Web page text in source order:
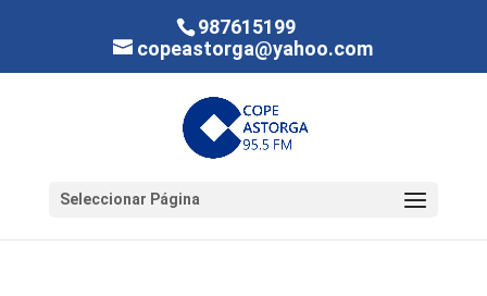
987615199
copeastorga@yahoo.com
Seleccionar Página